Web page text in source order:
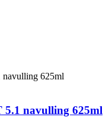
5.1 navulling 625ml